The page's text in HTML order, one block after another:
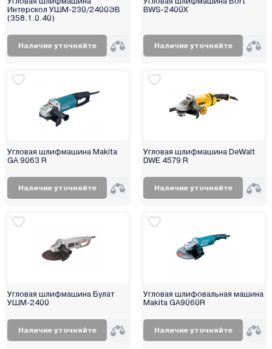
Интерскол УШМ-230/2400ЭВ
(358.1.0.40)
Наличие уточняйте
BWS-2400X
Наличие уточняйте
Угловая шлифмашина Makita
GA 9063 R
Наличие уточняйте
Угловая шлифмашина DeWalt
DWE 4579 R
Наличие уточняйте
Угловая шлифмашина Булат
УШМ-2400
Наличие уточняйте
Угловая шлифовальная машина
Makita GA9060R
Наличие уточняйте